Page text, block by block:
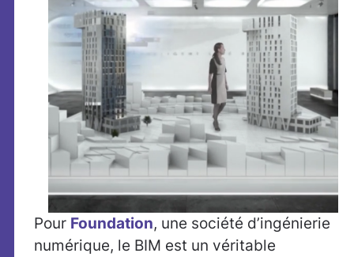
Pour Foundation, une société d’ingénierie
numérique, le BIM est un véritable